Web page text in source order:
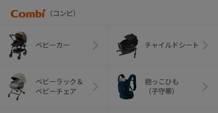
（コンビ）
ベビーカー チャイルドシート
ベビーラック＆
ベビーチェア
抱っこひも
（子守帯）